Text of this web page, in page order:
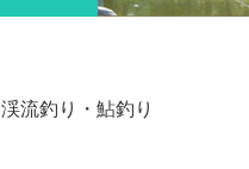
渓流釣り・鮎釣り